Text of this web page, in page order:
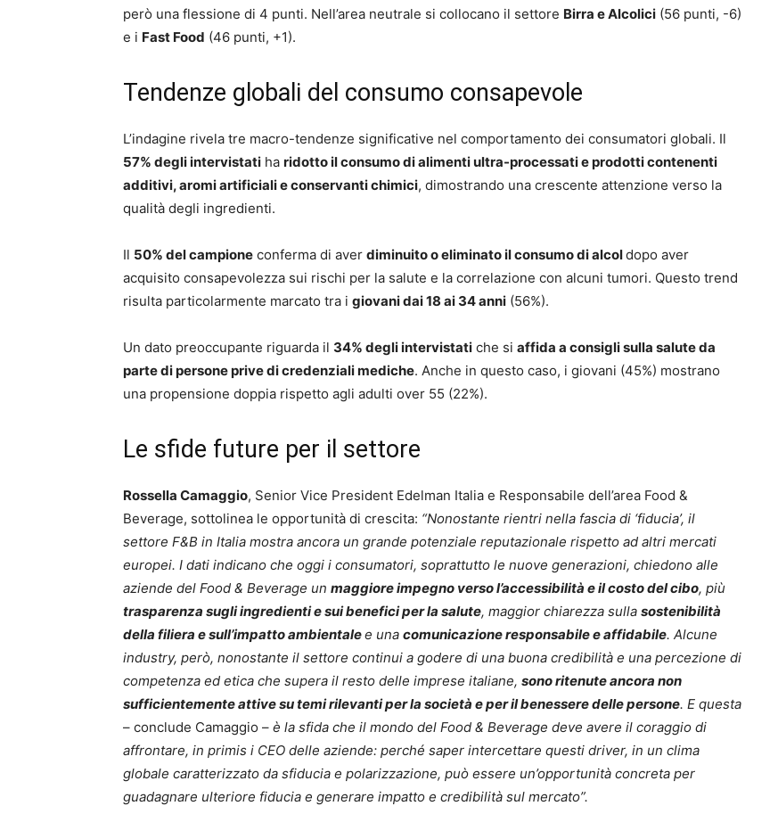
però una flessione di 4 punti. Nell’area neutrale si collocano il settore Birra e Alcolici (56 punti, -6)
e i Fast Food (46 punti, +1).
Tendenze globali del consumo consapevole
L’indagine rivela tre macro-tendenze significative nel comportamento dei consumatori globali. Il
57% degli intervistati ha ridotto il consumo di alimenti ultra-processati e prodotti contenenti
additivi, aromi artificiali e conservanti chimici, dimostrando una crescente attenzione verso la
qualità degli ingredienti.
Il 50% del campione conferma di aver diminuito o eliminato il consumo di alcoldopo aver
acquisito consapevolezza sui rischi per la salute e la correlazione con alcuni tumori. Questo trend
risulta particolarmente marcato tra i giovani dai 18 ai 34 anni (56%).
Un dato preoccupante riguarda il 34% degli intervistati che si affida a consigli sulla salute da
parte di persone prive di credenziali mediche. Anche in questo caso, i giovani (45%) mostrano
una propensione doppia rispetto agli adulti over 55 (22%).
Le sfide future per il settore
Rossella Camaggio, Senior Vice President Edelman Italia e Responsabile dell’area Food &
Beverage, sottolinea le opportunità di crescita: “Nonostante rientri nella fascia di ‘fiducia’, il
settore F&B in Italia mostra ancora un grande potenziale reputazionale rispetto ad altri mercati
europei. I dati indicano che oggi i consumatori, soprattutto le nuove generazioni, chiedono alle
aziende del Food & Beverage un maggiore impegno verso l’accessibilità e il costo del cibo, più
trasparenza sugli ingredienti e sui benefici per la salute, maggior chiarezza sulla sostenibilità
della filiera e sull’impatto ambientalee una comunicazione responsabile e affidabile. Alcune
industry, però, nonostante il settore continui a godere di una buona credibilità e una percezione di
competenza ed etica che supera il resto delle imprese italiane, sono ritenute ancora non
sufficientemente attive su temi rilevanti per la società e per il benessere delle persone. E questa
– conclude Camaggio – è la sfida che il mondo del Food & Beverage deve avere il coraggio di
affrontare, in primis i CEO delle aziende: perché saper intercettare questi driver, in un clima
globale caratterizzato da sfiducia e polarizzazione, può essere un’opportunità concreta per
guadagnare ulteriore fiducia e generare impatto e credibilità sul mercato”.